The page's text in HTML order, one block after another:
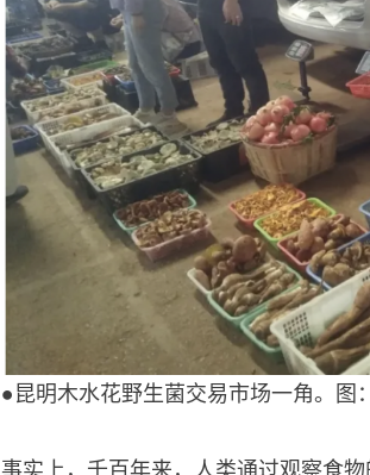
●昆明木水花野生菌交易市场一角。图